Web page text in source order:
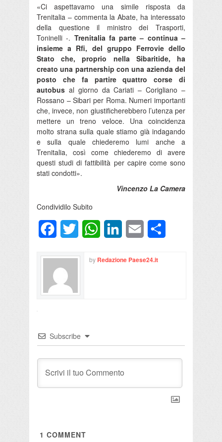
«Ci aspettavamo una simile risposta da
Trenitalia – commenta la Abate, ha interessato
della questione il ministro dei Trasporti,
Toninelli -. Trenitalia fa parte – continua –
insieme a Rfi, del gruppo Ferrovie dello
Stato che, proprio nella Sibaritide, ha
creato una partnership con una azienda del
posto che fa partire quattro corse di
autobus al giorno da Cariati – Corigliano –
Rossano – Sibari per Roma. Numeri importanti
che, invece, non giustificherebbero l’utenza per
mettere un treno veloce. Una coincidenza
molto strana sulla quale stiamo già indagando
e sulla quale chiederemo lumi anche a
Trenitalia, così come chiederemo di avere
questi studi di fattibilità per capire come sono
stati condotti».
Vincenzo La Camera
Condividilo Subito
FacebookTwitter WhatsAppLinkedInEmail
by Redazione Paese24.it
Subscribe
1 COMMENT